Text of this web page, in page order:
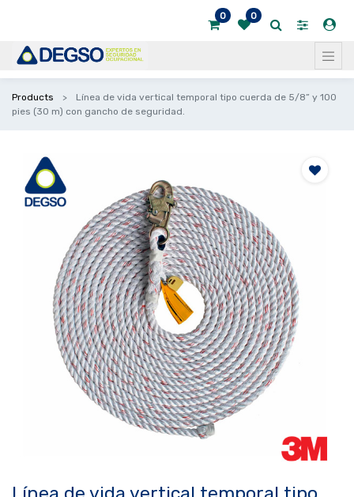
0 0
Products
Línea de vida vertical temporal tipo cuerda de 5/8” y 100
pies (30 m) con gancho de seguridad.